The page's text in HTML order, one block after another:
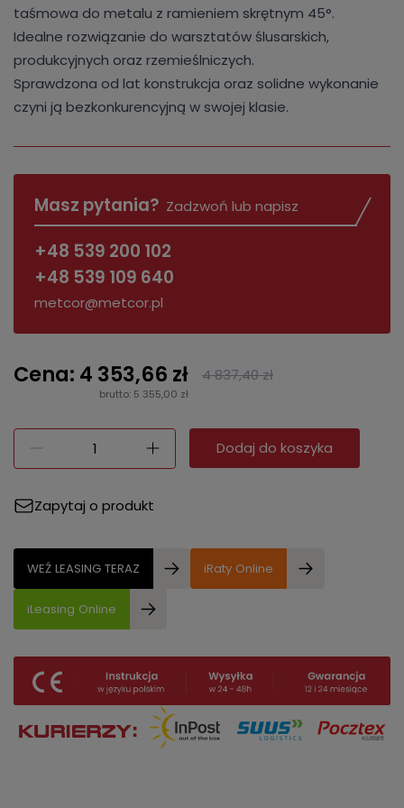
taśmowa do metalu z ramieniem skrętnym 45°.
Idealne rozwiązanie do warsztatów ślusarskich,
produkcyjnych oraz rzemieślniczych.
Sprawdzona od lat konstrukcja oraz solidne wykonanie
czyni ją bezkonkurencyjną w swojej klasie.
Masz pytania? Zadzwoń lub napisz
+48 539 200 102
+48 539 109 640
metcor@metcor.pl
Cena: 4 353,66 zł
brutto: 5 355,00 zł
4 837,40 zł
Dodaj do koszyka
Zapytaj o produkt
WEŹ LEASING TERAZ iRaty Online
iLeasing Online